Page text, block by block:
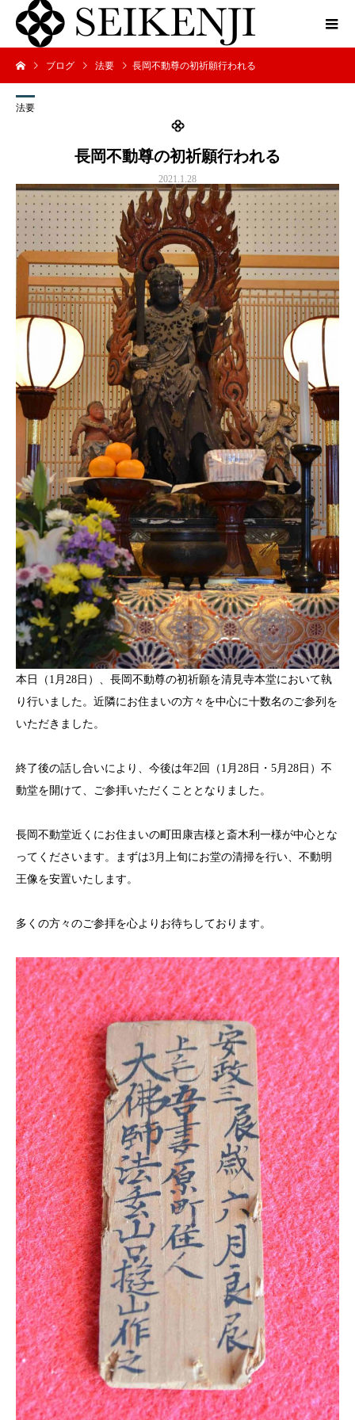
ブログ 法要 長岡不動尊の初祈願行われる
法要
長岡不動尊の初祈願行われる
2021.1.28
本日（1月28日）、長岡不動尊の初祈願を清見寺本堂において執
り行いました。近隣にお住まいの方々を中心に十数名のご参列を
いただきました。
終了後の話し合いにより、今後は年2回（1月28日・5月28日）不
動堂を開けて、ご参拝いただくこととなりました。
長岡不動堂近くにお住まいの町田康吉様と斎木利一様が中心とな
ってくださいます。まずは3月上旬にお堂の清掃を行い、不動明
王像を安置いたします。
多くの方々のご参拝を心よりお待ちしております。